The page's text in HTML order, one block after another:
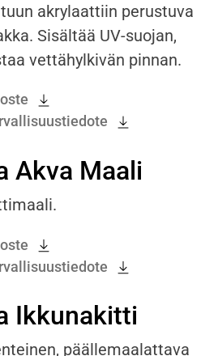
akrylaattiin perustuva
Sisältää UV-suojan,
vettähylkivän pinnan.
Akva Maali
Ikkunakitti
päällemaalattava